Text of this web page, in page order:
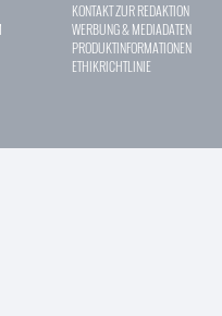
KONTAKT ZUR REDAKTION
WERBUNG & MEDIADATEN
PRODUKTINFORMATIONEN
ETHIKRICHTLINIE